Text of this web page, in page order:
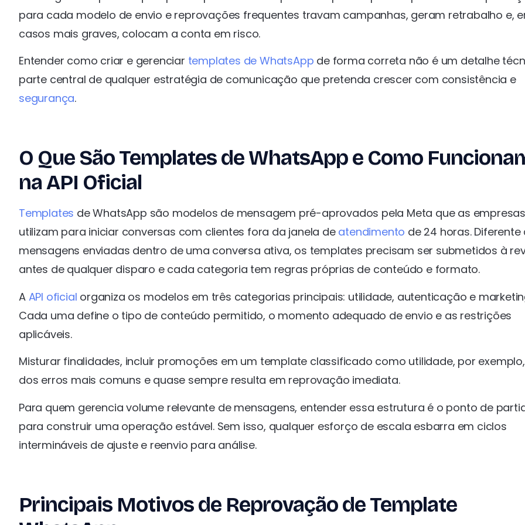
para cada modelo de envio e reprovações frequentes travam campanhas, geram retrabalho e,
casos mais graves, colocam a conta em risco.
Entender como criar e gerenciar templates de WhatsApp de forma correta não é um detalhe
parte central de qualquer estratégia de comunicação que pretenda crescer com consistência e
segurança.
O Que São Templates de WhatsApp e Como
na API Oficial
Templates de WhatsApp são modelos de mensagem pré-aprovados pela Meta que as empresas
utilizam para iniciar conversas com clientes fora da janela de atendimento de 24 horas. Diferente
mensagens enviadas dentro de uma conversa ativa, os templates precisam ser submetidos à
antes de qualquer disparo e cada categoria tem regras próprias de conteúdo e formato.
A API oficial organiza os modelos em três categorias principais: utilidade, autenticação e
Cada uma define o tipo de conteúdo permitido, o momento adequado de envio e as restrições
aplicáveis.
Misturar finalidades, incluir promoções em um template classificado como utilidade, por
dos erros mais comuns e quase sempre resulta em reprovação imediata.
Para quem gerencia volume relevante de mensagens, entender essa estrutura é o ponto de
para construir uma operação estável. Sem isso, qualquer esforço de escala esbarra em ciclos
intermináveis de ajuste e reenvio para análise.
Principais Motivos de Reprovação de Template